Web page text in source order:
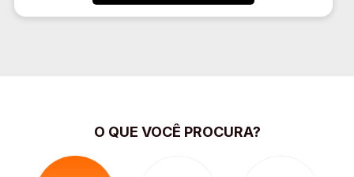
O QUE VOCÊ PROCURA?